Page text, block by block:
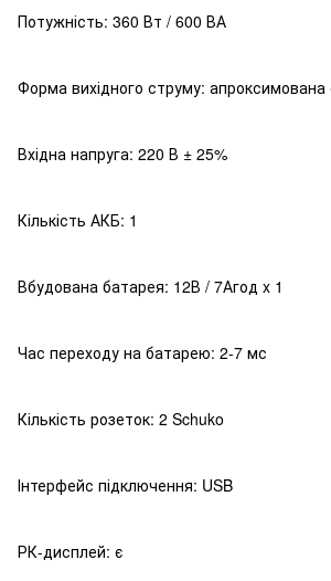
Потужність: 360 Вт / 600 ВА
Форма вихідного струму: апроксимована
Вхідна напруга: 220 В ± 25%
Кількість АКБ: 1
Вбудована батарея: 12В / 7Агод x 1
Час переходу на батарею: 2-7 мс
Кількість розеток: 2 Schuko
Інтерфейс підключення: USB
РК-дисплей: є